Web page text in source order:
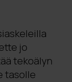
jo
tekoälyn
tasolle